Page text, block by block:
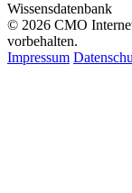
Wissensdatenbank
© 2026 CMO
vorbehalten.
Impressum